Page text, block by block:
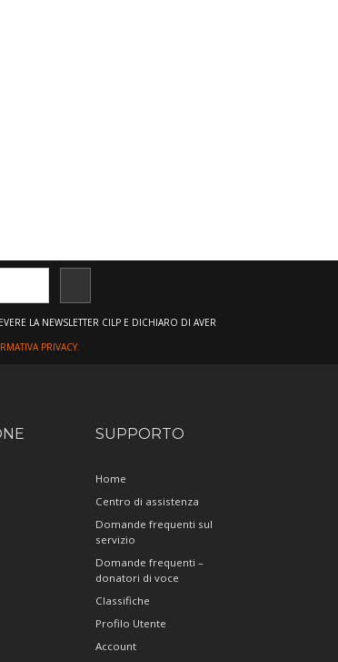
LA NEWSLETTER CILP E DICHIARO DI AVER
PRIVACY.
SUPPORTO
Home
Centro di assistenza
Domande frequenti sul
servizio
Domande frequenti –
donatori di voce
Classifiche
Profilo Utente
Account